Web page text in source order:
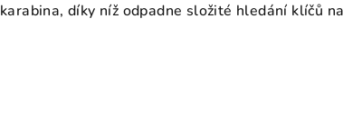
díky níž odpadne složité hledání klíčů